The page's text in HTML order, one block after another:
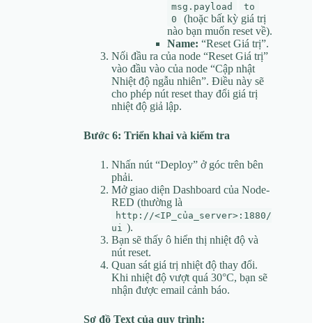
msg.payload
to
0
(hoặc bất kỳ giá trị
nào bạn muốn reset về).
Name: “Reset Giá trị”.
Nối đầu ra của node “Reset Giá trị”
vào đầu vào của node “Cập nhật
Nhiệt độ ngẫu nhiên”. Điều này sẽ
cho phép nút reset thay đổi giá trị
nhiệt độ giả lập.
Bước 6: Triển khai và kiểm tra
Nhấn nút “Deploy” ở góc trên bên
phải.
Mở giao diện Dashboard của Node-
RED (thường là
http://<IP_của_server>:1880/
ui ).
Bạn sẽ thấy ô hiển thị nhiệt độ và
nút reset.
Quan sát giá trị nhiệt độ thay đổi.
Khi nhiệt độ vượt quá 30°C, bạn sẽ
nhận được email cảnh báo.
Sơ đồ Text của quy trình: